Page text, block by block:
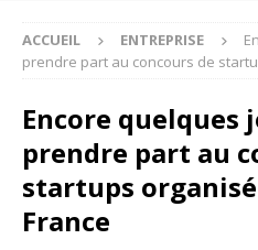
ACCUEIL ENTREPRISE
prendre part au concours de
Encore quelques
prendre part au
startups
France